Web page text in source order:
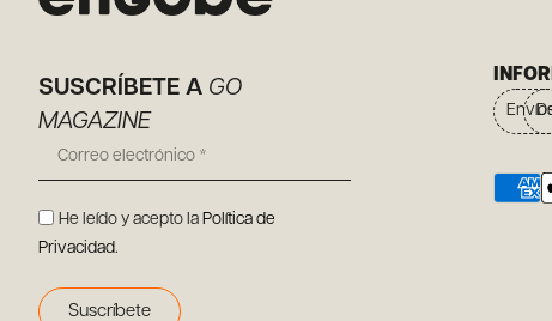
SUSCRÍBETE A GO
MAGAZINE
He leído y acepto la Política de
Privacidad.
Suscríbete